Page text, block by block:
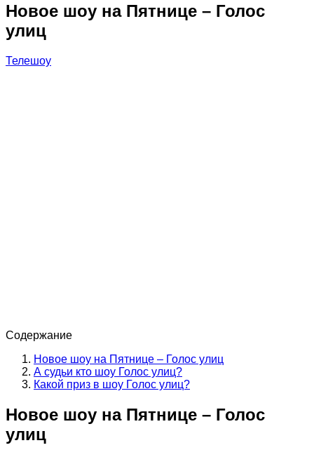
Новое шоу на Пятнице – Голос
улиц
Телешоу
Содержание
Новое шоу на Пятнице – Голос улиц
А судьи кто шоу Голос улиц?
Какой приз в шоу Голос улиц?
Новое шоу на Пятнице – Голос
улиц